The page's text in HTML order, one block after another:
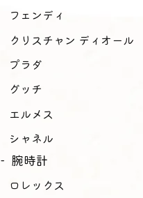
フェンディ
クリスチャン ディオール
プラダ
グッチ
エルメス
シャネル
腕時計
ロレックス